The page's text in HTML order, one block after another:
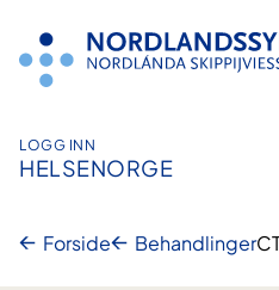
innhold
LOGG INN
HELSENORGE
Forside Behandlinger